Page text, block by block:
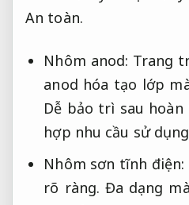
An toàn.
Nhôm anod: Trang
anod hóa tạo lớp
Dễ bảo trì sau hoàn
hợp nhu cầu sử
Nhôm sơn tĩnh điện:
rõ ràng. Đa dạng